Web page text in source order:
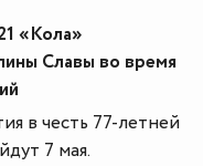
«Кола»
Славы во время
в честь 77-летней
7 мая.